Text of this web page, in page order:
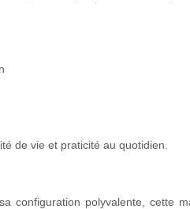
de vie et praticité au quotidien.
configuration polyvalente, cette